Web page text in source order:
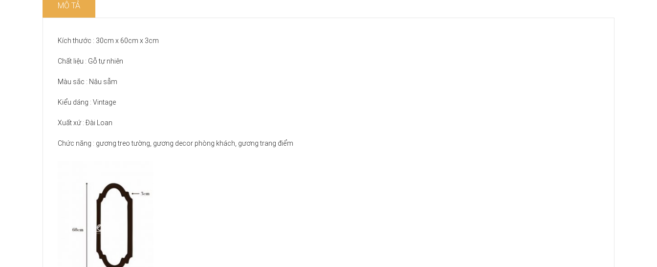
MÔ TẢ
Kích thước : 30cm x 60cm x 3cm
Chất liệu : Gỗ tự nhiên
Màu sắc : Nâu sẫm
Kiểu dáng : Vintage
Xuất xứ : Đài Loan
Chức năng : gương treo tường, gương decor phòng khách, gương trang điểm